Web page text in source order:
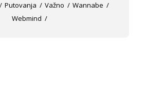
Putovanja Važno
Wannabe
Webmind